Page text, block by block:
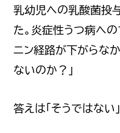
乳幼児への乳酸菌投
た。炎症性うつ病へ
ニン経路が下がらな
ないのか？」
答えは「そうではない」